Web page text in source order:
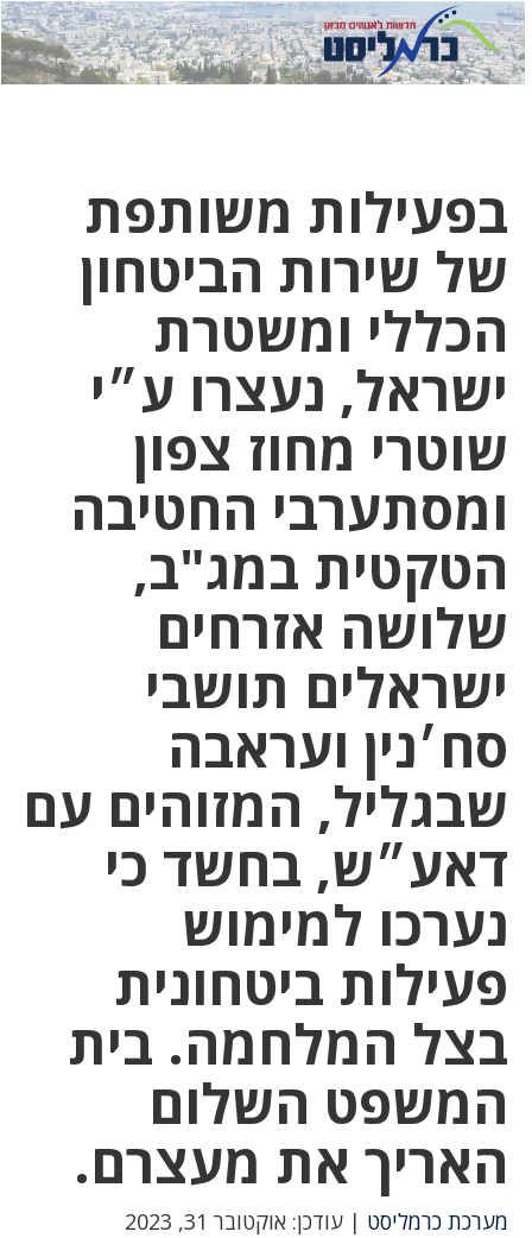
לחץ
כאן
לחץ
כדי
בפעילות משותפת
של שירות הביטחון
הכללי ומשטרת
ישראל, נעצרו ע״י
שוטרי מחוז צפון
ומסתערבי החטיבה
הטקטית במג"ב,
שלושה אזרחים
ישראלים תושבי
סח׳נין ועראבה
שבגליל, המזוהים עם
דאע״ש, בחשד כי
נערכו למימוש
פעילות ביטחונית
בצל המלחמה. בית
המשפט השלום
האריך את מעצרם.
מערכת כרמליסט | עודכן: אוקטובר 31, 2023